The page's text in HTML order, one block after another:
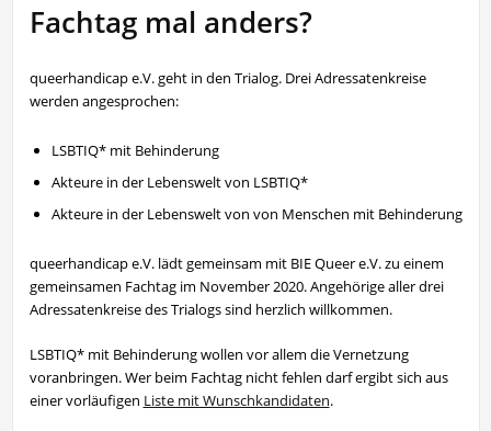
Fachtag mal anders?
queerhandicap e.V. geht in den Trialog. Drei Adressatenkreise
werden angesprochen:
LSBTIQ* mit Behinderung
Akteure in der Lebenswelt von LSBTIQ*
Akteure in der Lebenswelt von von Menschen mit Behinderung
queerhandicap e.V. lädt gemeinsam mit BIE Queer e.V. zu einem
gemeinsamen Fachtag im November 2020. Angehörige aller drei
Adressatenkreise des Trialogs sind herzlich willkommen.
LSBTIQ* mit Behinderung wollen vor allem die Vernetzung
voranbringen. Wer beim Fachtag nicht fehlen darf ergibt sich aus
einer vorläufigen Liste mit Wunschkandidaten.